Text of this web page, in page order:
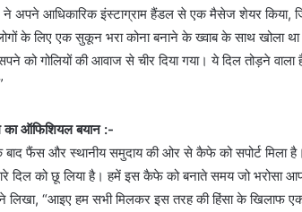
अपने आधिकारिक इंस्टाग्राम हैंडल से एक मैसेज शेयर किया,
के लिए एक सुकून भरा कोना बनाने के ख्वाब के साथ खोला
को गोलियों की आवाज से चीर दिया गया। ये दिल तोड़ने
ऑफिशियल बयान :-
फैंस और स्थानीय समुदाय की ओर से कैफे को सपोर्ट
दिल को छू लिया है। हमें इस कैफे को बनाते समय जो भरोसा
लिखा, “आइए हम सभी मिलकर इस तरह की हिंसा के